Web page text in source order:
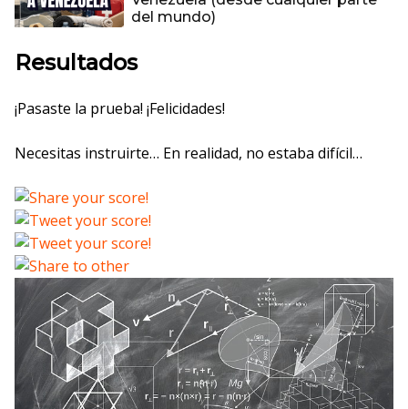
del mundo)
Resultados
¡Pasaste la prueba! ¡Felicidades!
Necesitas instruirte… En realidad, no estaba difícil…